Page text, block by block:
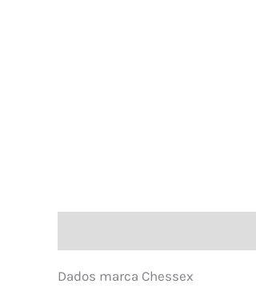
Dados marca Chessex